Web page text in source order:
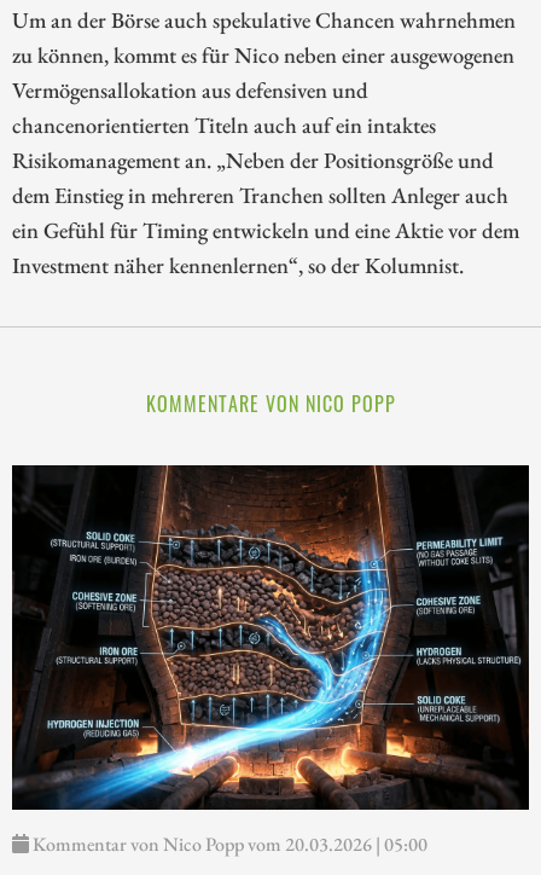
Um an der Börse auch spekulative Chancen wahrnehmen
zu können, kommt es für Nico neben einer ausgewogenen
Vermögensallokation aus defensiven und
chancenorientierten Titeln auch auf ein intaktes
Risikomanagement an. „Neben der Positionsgröße und
dem Einstieg in mehreren Tranchen sollten Anleger auch
ein Gefühl für Timing entwickeln und eine Aktie vor dem
Investment näher kennenlernen“, so der Kolumnist.
KOMMENTARE VON NICO POPP
Kommentar von Nico Popp vom 20.03.2026 | 05:00